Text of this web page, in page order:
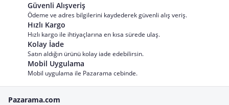
Güvenli Alışveriş
Ödeme ve adres bilgilerini kaydederek güvenli alış veriş.
Hızlı Kargo
Hızlı kargo ile ihtiyaçlarına en kısa sürede ulaş.
Kolay İade
Satın aldığın ürünü kolay iade edebilirsin.
Mobil Uygulama
Mobil uygulama ile Pazarama cebinde.
Pazarama.com